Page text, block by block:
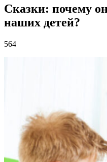
Сказки: почему
наших детей?
564